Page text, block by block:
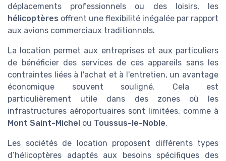
déplacements professionnels ou des loisirs, les
hélicoptères offrent une flexibilité inégalée par rapport
aux avions commerciaux traditionnels.
La location permet aux entreprises et aux particuliers
de bénéficier des services de ces appareils sans les
contraintes liées à l'achat et à l'entretien, un avantage
économique souvent souligné. Cela est
particulièrement utile dans des zones où les
infrastructures aéroportuaires sont limitées, comme à
Mont Saint-Michel ou Toussus-le-Noble.
Les sociétés de location proposent différents types
d’hélicoptères adaptés aux besoins spécifiques des